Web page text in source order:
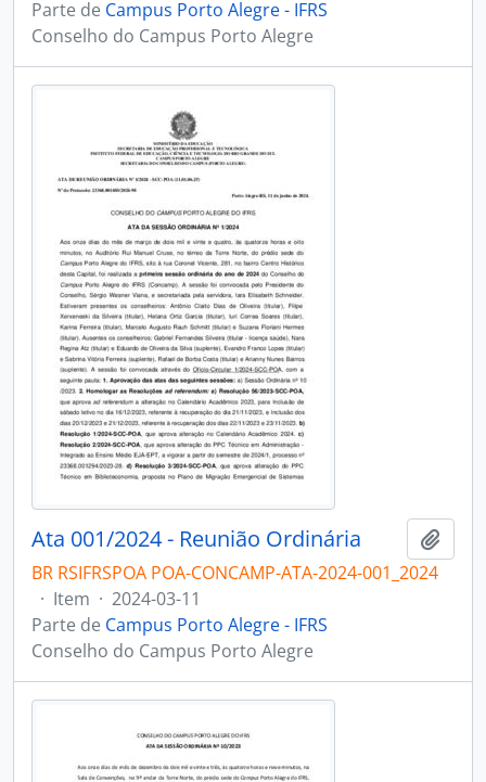
Parte de Campus Porto Alegre - IFRS
Conselho do Campus Porto Alegre
Ata 001/2024 - Reunião Ordinária
BR RSIFRSPOA POA-CONCAMP-ATA-2024-001_2024
· Item · 2024-03-11
Parte de Campus Porto Alegre - IFRS
Conselho do Campus Porto Alegre